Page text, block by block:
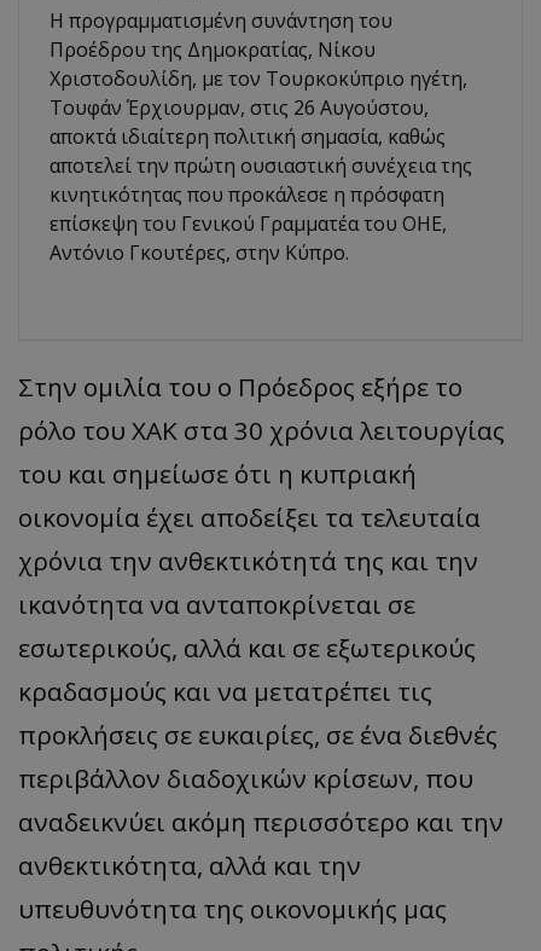
Η προγραμματισμένη συνάντηση του
Προέδρου της Δημοκρατίας, Νίκου
Χριστοδουλίδη, με τον Τουρκοκύπριο ηγέτη,
Τουφάν Έρχιουρμαν, στις 26 Αυγούστου,
αποκτά ιδιαίτερη πολιτική σημασία, καθώς
αποτελεί την πρώτη ουσιαστική συνέχεια της
κινητικότητας που προκάλεσε η πρόσφατη
επίσκεψη του Γενικού Γραμματέα του ΟΗΕ,
Αντόνιο Γκουτέρες, στην Κύπρο.
Στην ομιλία του ο Πρόεδρος εξήρε το
ρόλο του ΧΑΚ στα 30 χρόνια λειτουργίας
του και σημείωσε ότι η κυπριακή
οικονομία έχει αποδείξει τα τελευταία
χρόνια την ανθεκτικότητά της και την
ικανότητα να ανταποκρίνεται σε
εσωτερικούς, αλλά και σε εξωτερικούς
κραδασμούς και να μετατρέπει τις
προκλήσεις σε ευκαιρίες, σε ένα διεθνές
περιβάλλον διαδοχικών κρίσεων, που
αναδεικνύει ακόμη περισσότερο και την
ανθεκτικότητα, αλλά και την
υπευθυνότητα της οικονομικής μας